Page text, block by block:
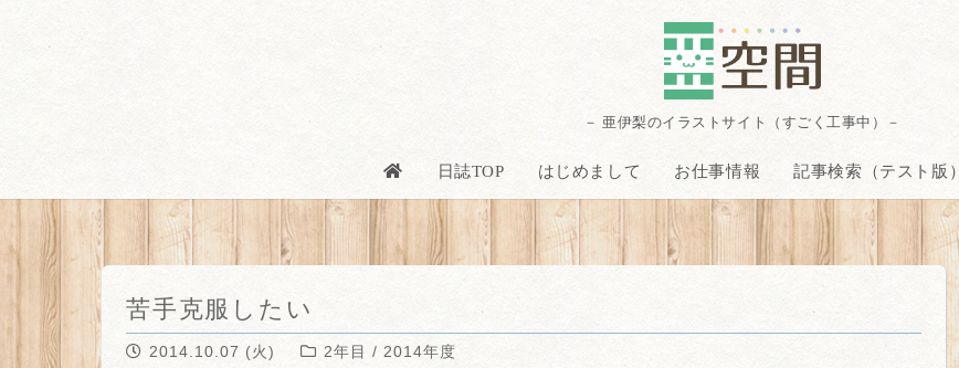
－ 亜伊梨のイラストサイト（すごく工事中）－
日誌TOP はじめまして お仕事情報 記事検索（テスト版）
苦手克服したい
2014.10.07 (火) 2年目 / 2014年度